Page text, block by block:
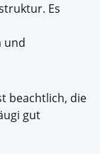
Es
und
beachtlich, die
gut